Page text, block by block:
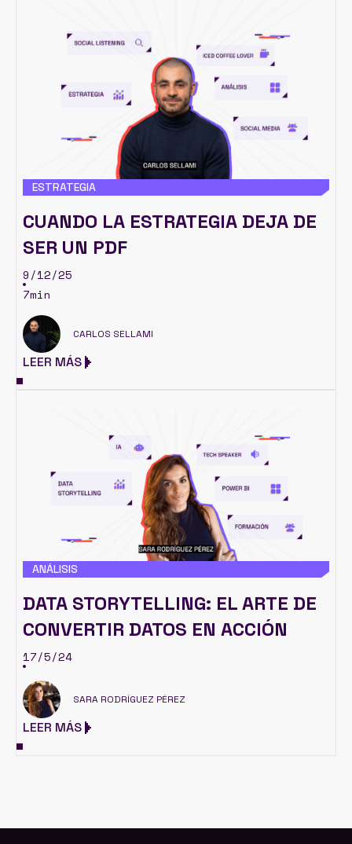
ESTRATEGIA
CUANDO LA ESTRATEGIA DEJA DE
SER UN PDF
9/12/25
7min
CARLOS SELLAMI
LEER MÁS
ANÁLISIS
DATA STORYTELLING: EL ARTE DE
CONVERTIR DATOS EN ACCIÓN
17/5/24
SARA RODRÍGUEZ PÉREZ
LEER MÁS